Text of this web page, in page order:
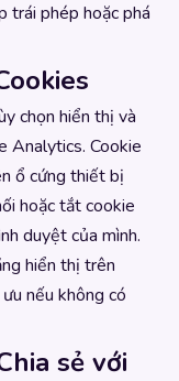
trái phép hoặc phá
chọn hiển thị và
Analytics. Cookie
ổ cứng thiết bị
hoặc tắt cookie
duyệt của mình.
hiển thị trên
nếu không có
sẻ với